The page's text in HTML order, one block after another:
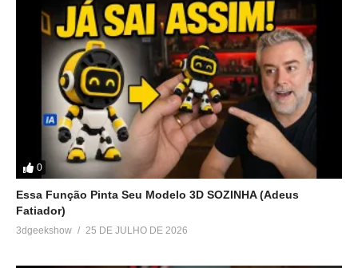
0
Essa Função Pinta Seu Modelo 3D SOZINHA (Adeus
Fatiador)
3dgeekshow 25 DE JULHO DE 2026